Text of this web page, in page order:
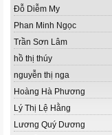
Đỗ Diễm My
Phan Minh Ngọc
Trần Sơn Lâm
hồ thị thúy
nguyễn thị nga
Hoàng Hà Phương
Lý Thị Lệ Hằng
Lương Quý Dương